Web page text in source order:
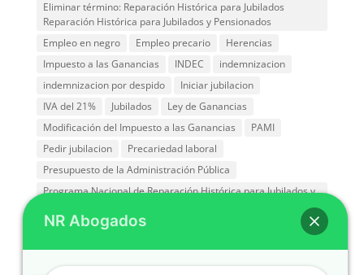
Eliminar término: Reparación Histórica para Jubilados
Reparación Histórica para Jubilados y Pensionados
Empleo en negro
Empleo precario
Herencias
Impuesto a las Ganancias
INDEC
indemnizacion
indemnizacion por despido
Iniciar jubilacion
IVA del 21%
Jubilados
Ley de Ganancias
Modificación del Impuesto a las Ganancias
PAMI
Pedir jubilacion
Precariedad laboral
Presupuesto de la Administración Pública
Programa Nacional de Reparación Histórica para Jubilados y
Reducción de las Jubilaciones
Sucesiones
Trabajo en negro
Trabajo precario
Tramite de divorcio Capital Federal
Trámites legales
NR Abogados